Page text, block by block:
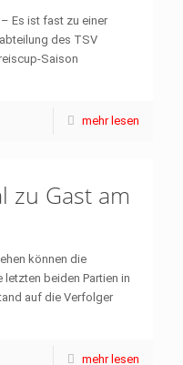
Es ist fast zu einer
des TSV
Saison
mehr lesen
zu Gast am
können die
beiden Partien in
auf die Verfolger
mehr lesen